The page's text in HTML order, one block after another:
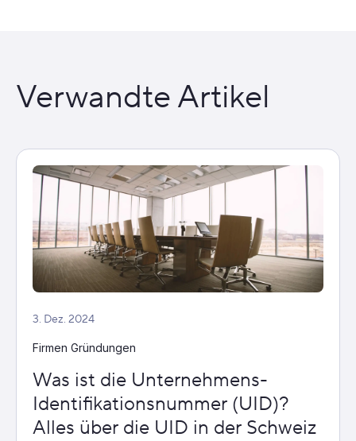
Verwandte Artikel
3. Dez. 2024
Firmen Gründungen
Was ist die Unternehmens-
Identifikationsnummer (UID)?
Alles über die UID in der Schweiz